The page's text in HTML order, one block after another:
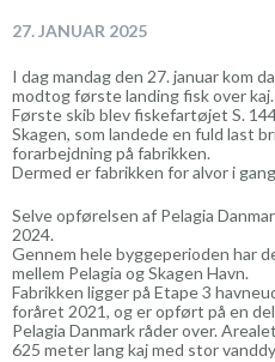
27. JANUAR 2025
I dag mandag den 27. januar kom
modtog første landing fisk over kaj.
Første skib blev fiskefartøjet S.
Skagen, som landede en fuld last
forarbejdning på fabrikken.
Dermed er fabrikken for alvor i
Selve opførelsen af Pelagia
2024.
Gennem hele byggeperioden har
mellem Pelagia og Skagen Havn.
Fabrikken ligger på Etape 3
foråret 2021, og er opført på en
Pelagia Danmark råder over.
625 meter lang kaj med stor